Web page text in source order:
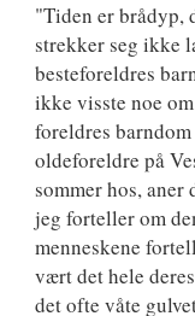
"Tiden er brådyp,
strekker seg ikke
besteforeldres
ikke visste noe
foreldres
oldeforeldre på
sommer hos,
jeg forteller om
menneskene
vært det hele
det ofte våte